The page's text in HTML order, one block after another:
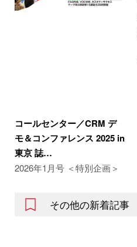
コールセンター／CRM デ
モ＆コンファレンス 2025 in
東京 誌…
2026年1月号 ＜特別企画＞
その他の新着記事